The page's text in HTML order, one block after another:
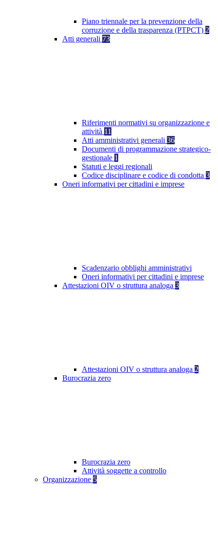
Piano triennale per la prevenzione della
corruzione e della trasparenza (PTPCT) 2
Atti generali 73
Riferimenti normativi su organizzazione e
attività 11
Atti amministrativi generali 36
Documenti di programmazione strategico-
gestionale 1
Statuti e leggi regionali
Codice disciplinare e codice di condotta 3
Oneri informativi per cittadini e imprese
Scadenzario obblighi amministrativi
Oneri informativi per cittadini e imprese
Attestazioni OIV o struttura analoga 3
Attestazioni OIV o struttura analoga 2
Burocrazia zero
Burocrazia zero
Attività soggette a controllo
Organizzazione 5